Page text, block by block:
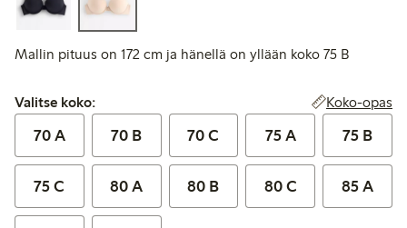
Mallin pituus on 172 cm ja hänellä on yllään koko 75 B
Valitse koko:
Valitse koko: Koko-opas
70 A 70 B 70 C 75 A 75 B
75 C 80 A 80 B 80 C 85 A